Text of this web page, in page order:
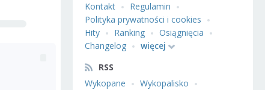
Kontakt
Regulamin
Polityka prywatności i cookies
Hity
Ranking
Osiągnięcia
Changelog
więcej
RSS
Wykopane
Wykopalisko